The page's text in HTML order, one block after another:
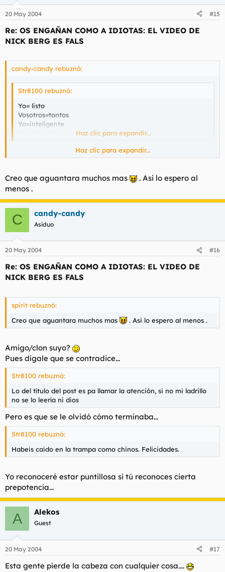
20 May 2004 #15
Re: OS ENGAÑAN COMO A IDIOTAS: EL VIDEO DE
NICK BERG ES FALS
candy-candy rebuznó:
Str8100 rebuznó:
Yo= listo
Vosotros=tontos
Yo=inteligente
Haz clic para expandir...
Me parece muy bien lo que nos cuenta, podría incluso ser
Pero váyase usted a insultar a su puta madre
Acaba de llegar y ya va de prepotente...le doy dos días
caballero...
Haz clic para expandir...
Creo que aguantara muchos mas
. Asi lo espero al
menos .
C candy-candy
Asiduo
20 May 2004 #16
Re: OS ENGAÑAN COMO A IDIOTAS: EL VIDEO DE
NICK BERG ES FALS
spirit rebuznó:
Creo que aguantara muchos mas
. Asi lo espero al menos .
Amigo/clon suyo?
Pues dígale que se contradice...
Str8100 rebuznó:
Lo del título del post es pa llamar la atención, si no mi ladrillo
no se lo leería ni dios
Pero es que se le olvidó cómo terminaba...
Str8100 rebuznó:
Habeis caido en la trampa como chinos. Felicidades.
Yo reconoceré estar puntillosa si tú reconoces cierta
prepotencia...
A Alekos
Guest
20 May 2004 #17
Esta gente pierde la cabeza con cualquier cosa....